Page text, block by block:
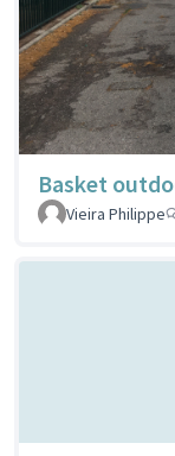
Basket
Vieira Philippe